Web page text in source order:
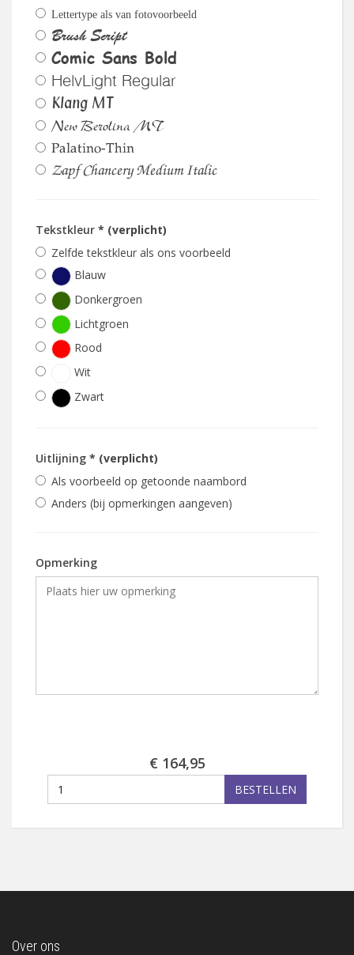
Lettertype als van fotovoorbeeld
Brush Script
Comic Sans Bold
HelvLight Regular
Klang MT
New Berolina MT
Palatino-Thin
Zapf Chancery Medium Italic
Tekstkleur * (verplicht)
Zelfde tekstkleur als ons voorbeeld
Blauw
Donkergroen
Lichtgroen
Rood
Wit
Zwart
Uitlijning * (verplicht)
Als voorbeeld op getoonde naambord
Anders (bij opmerkingen aangeven)
Opmerking
€ 164,95
BESTELLEN
Over ons